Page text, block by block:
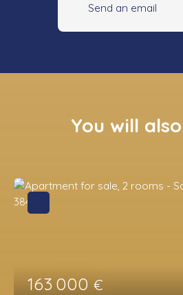
Send an email
You will
163 000 €